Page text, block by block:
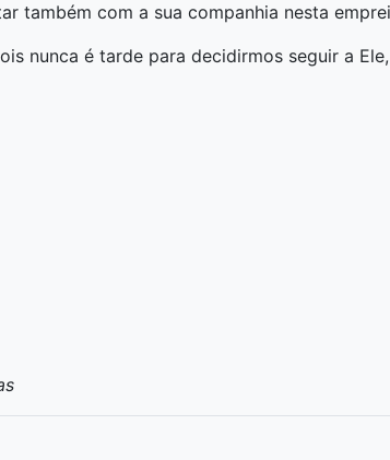
também com a sua companhia nesta
nunca é tarde para decidirmos seguir a